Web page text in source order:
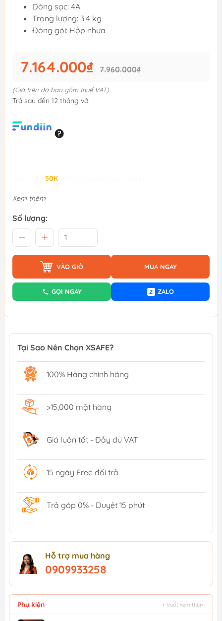
Dòng sạc: 4A
Trọng lượng: 3.4 kg
Đóng gói: Hộp nhựa
7.164.000₫ 7.960.000₫
(Giá trên đã bao gồm thuế VAT)
Trả sau đến 12 tháng với
50K
Xem thêm
Số lượng:
VÀO GIỎ MUA NGAY
GỌI NGAY Z ZALO
Tại Sao Nên Chọn XSAFE?
100% Hàng chính hãng
>15,000 mặt hàng
Giá luôn tốt - Đầy đủ VAT
15 ngày Free đổi trả
Trả góp 0% - Duyệt 15 phút
Hỗ trợ mua hàng
0909933258
Phụ kiện ↕ Vuốt xem thêm